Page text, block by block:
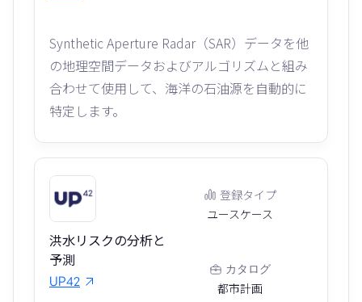
Synthetic Aperture Radar（SAR）データを他
の地理空間データおよびアルゴリズムと組み
合わせて使用​​して、海洋の石油源を自動的に
特定します。
洪水リスクの分析と
予測
UP42
登録タイプ
ユースケース
カタログ
都市計画